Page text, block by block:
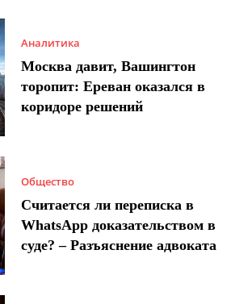
Аналитика
Москва давит, Вашингтон
торопит: Ереван оказался в
коридоре решений
Общество
Считается ли переписка в
WhatsApp доказательством в
суде? – Разъяснение адвоката